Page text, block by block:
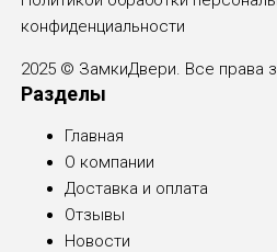
конфиденциальности
2025 © ЗамкиДвери. Все права
Разделы
Главная
О компании
Доставка и оплата
Отзывы
Новости